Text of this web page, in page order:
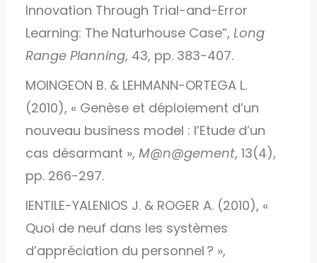
Innovation Through Trial-and-Error
Learning: The Naturhouse Case”,Long
Range Planning, 43, pp. 383-407.
MOINGEON B. & LEHMANN-ORTEGA L.
(2010), « Genèse et déploiement d’un
nouveau business model : l’Etude d’un
cas désarmant »,M@n@gement, 13(4),
pp. 266-297.
IENTILE-YALENIOS J. & ROGER A. (2010), «
Quoi de neuf dans les systèmes
d’appréciation du personnel ? »,